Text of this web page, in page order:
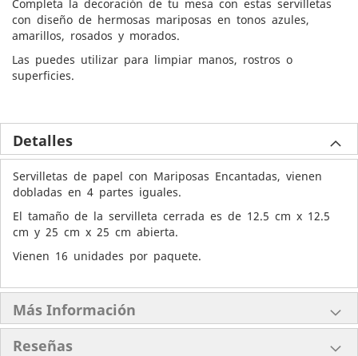
Completa la decoración de tu mesa con estas servilletas
con diseño de hermosas mariposas en tonos azules,
amarillos, rosados y morados.
Las puedes utilizar para limpiar manos, rostros o
superficies.
Detalles
Servilletas de papel con Mariposas Encantadas, vienen
dobladas en 4 partes iguales.
El tamaño de la servilleta cerrada es de 12.5 cm x 12.5
cm y 25 cm x 25 cm abierta.
Vienen 16 unidades por paquete.
Más Información
Reseñas